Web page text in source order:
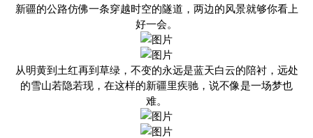
新疆的公路仿佛一条穿越时空的隧道，两边的风景就够你看上
好一会。
从明黄到土红再到草绿，不变的永远是蓝天白云的陪衬，远处
的雪山若隐若现，在这样的新疆里疾驰，说不像是一场梦也
难。